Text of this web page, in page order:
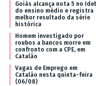
Goiás alcança nota 5 no
do ensino médio e registra
melhor resultado da série
histórica
Homem investigado por
roubos a bancos morre em
confronto com a CPE, em
Catalão
Vagas de Emprego em
Catalão nesta quinta-feira
(06/08)